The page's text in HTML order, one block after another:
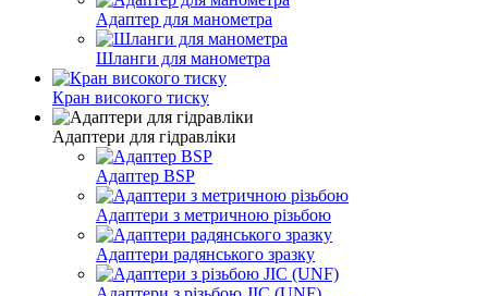
Адаптер для манометра
Шланги для манометра
Кран високого тиску
Адаптери для гідравліки
Адаптер BSP
Адаптери з метричною різьбою
Адаптери радянського зразку